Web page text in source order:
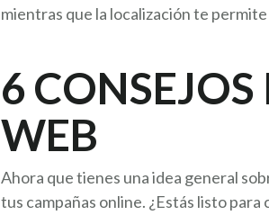
mientras que la localización te permite
6
WEB
Ahora que tienes una idea general
tus campañas online. ¿Estás listo